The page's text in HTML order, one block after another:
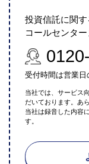
投資信託に関
コールセンタ
受付時間は営業日
当社では、サービス
だいております。あ
当社は録音した内容
す。